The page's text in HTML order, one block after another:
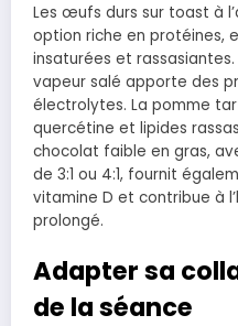
Les œufs durs sur toast à
option riche en protéines,
insaturées et
vapeur salé apporte des
électrolytes. La pomme
quercétine et lipides
chocolat faible en gras,
de 3:1 ou 4:1, fournit
vitamine D et contribue à
prolongé.
Adapter sa
de la séance